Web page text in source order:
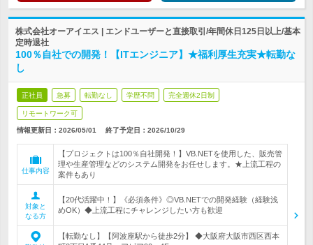
株式会社オーアイエス | エンドユーザーと直接取引/年間休日125日以上/基本
定時退社
100％自社での開発！【ITエンジニア】★福利厚生充実★転勤な
し
正社員 急募 転勤なし 学歴不問 完全週休2日制
リモートワーク可
情報更新日：2026/05/01 終了予定日： 2026/10/29
仕事内容
【プロジェクトは100％自社開発！】VB.NETを使用した、販売管
理や生産管理などのシステム開発をお任せします。★上流工程の
案件もあり
対象と
なる方
【20代活躍中！】《必須条件》◎VB.NETでの開発経験（経験浅
めOK）◆上流工程にチャレンジしたい方も歓迎
【転勤なし】【阿波座駅から徒歩2分】 ◆大阪府大阪市西区西本